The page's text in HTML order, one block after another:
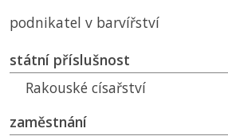
podnikatel v barvířství
státní příslušnost
Rakouské císařství
zaměstnání